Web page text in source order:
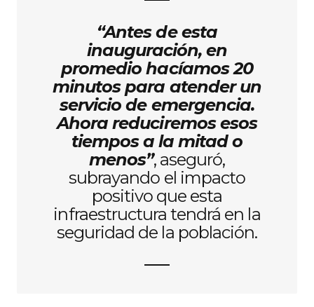
“Antes de esta
inauguración, en
promedio hacíamos 20
minutos para atender un
servicio de emergencia.
Ahora reduciremos esos
tiempos a la mitad o
menos”, aseguró,
subrayando el impacto
positivo que esta
infraestructura tendrá en la
seguridad de la población.